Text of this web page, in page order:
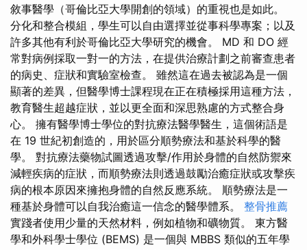
敘事醫學（哥倫比亞大學開創的領域）的重視也是如此。
分化和整合模組，學生可以自由選擇並從事科學專案；以及
許多其他有利於哥倫比亞大學研究的機會。 MD 和 DO 經
常對病例採取一對一的方法，在提供治療計劃之前審查患者
的病史、症狀和實驗室檢查。 雖然這在過去被認為是一個
顯著的差異，但醫學博士課程現在正在積極採用這種方法，
教育醫生超越症狀，並以更全面和深思熟慮的方式整合身
心。 擁有醫學博士學位的對抗療法醫學醫生，這個術語是
在 19 世紀初創造的，用於區分順勢療法和基於科學的醫
學。 對抗療法藥物試圖透過攻擊/作用於身體的自然防禦來
減輕疾病的症狀，而順勢療法則透過鼓勵治癒症狀或攻擊疾
病的根本原因來擁抱身體的自然反應系統。 順勢療法是一
種基於身體可以自我治癒這一信念的醫學體系。 整骨推薦
實踐者使用少量的天然材料，例如植物和礦物質。 東方醫
學和外科學士學位 (BEMS) 是一個與 MBBS 類似的五年學